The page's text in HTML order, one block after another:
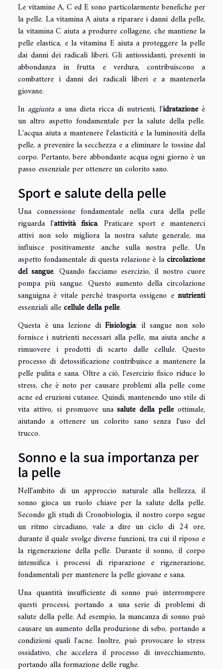
Le vitamine A, C ed E sono particolarmente benefiche per
la pelle. La vitamina A aiuta a riparare i danni della pelle,
la vitamina C aiuta a produrre collagene, che mantiene la
pelle elastica, e la vitamina E aiuta a proteggere la pelle
dai danni dei radicali liberi. Gli antiossidanti, presenti in
abbondanza in frutta e verdura, contribuiscono a
combattere i danni dei radicali liberi e a mantenerla
giovane.
In aggiunta a una dieta ricca di nutrienti, l'idratazioneè
un altro aspetto fondamentale per la salute della pelle.
L'acqua aiuta a mantenere l'elasticità e la luminosità della
pelle, a prevenire la secchezza e a eliminare le tossine dal
corpo. Pertanto, bere abbondante acqua ogni giorno è un
passo essenziale per ottenere un colorito sano.
Sport e salute della pelle
Una connessione fondamentale nella cura della pelle
riguarda l'attività fisica. Praticare sport e mantenerci
attivi non solo migliora la nostra salute generale, ma
influisce positivamente anche sulla nostra pelle. Un
aspetto fondamentale di questa relazione è lacircolazione
del sangue. Quando facciamo esercizio, il nostro cuore
pompa più sangue. Questo aumento della circolazione
sanguigna è vitale perché trasporta ossigeno e nutrienti
essenziali allecellule della pelle.
Questa è una lezione diFisiologia: il sangue non solo
fornisce i nutrienti necessari alla pelle, ma aiuta anche a
rimuovere i prodotti di scarto dalle cellule. Questo
processo di detossificazione contribuisce a mantenere la
pelle pulita e sana. Oltre a ciò, l'esercizio fisico riduce lo
stress, che è noto per causare problemi alla pelle come
acne ed eruzioni cutanee. Quindi, mantenendo uno stile di
vita attivo, si promuove unasalute della pelleottimale,
aiutando a ottenere un colorito sano senza l'uso del
trucco.
Sonno e la sua importanza per
la pelle
Nell'ambito di un approccio naturale alla bellezza, il
sonno gioca un ruolo chiave per la salute della pelle.
Secondo gli studi di Cronobiologia, il nostro corpo segue
un ritmo circadiano, vale a dire un ciclo di 24 ore,
durante il quale svolge diverse funzioni, tra cui il riposo e
la rigenerazione della pelle. Durante il sonno, il corpo
intensifica i processi di riparazione e rigenerazione,
fondamentali per mantenere la pelle giovane e sana.
Una quantità insufficiente di sonno può interrompere
questi processi, portando a una serie di problemi di
salute della pelle. Ad esempio, la mancanza di sonno può
causare un aumento della produzione di sebo, portando a
condizioni quali l'acne. Inoltre, può provocare lo stress
ossidativo, che accelera il processo di invecchiamento,
portando alla formazione delle rughe.